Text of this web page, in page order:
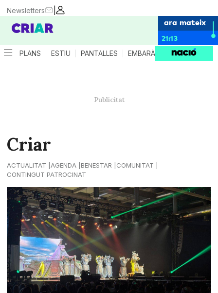
|
Newsletters
ara mateix
21:13
PLANS ESTIU PANTALLES EMBARÀS CRIANÇA
Criar
ACTUALITAT AGENDA BENESTAR
COMUNITAT
CONTINGUT PATROCINAT